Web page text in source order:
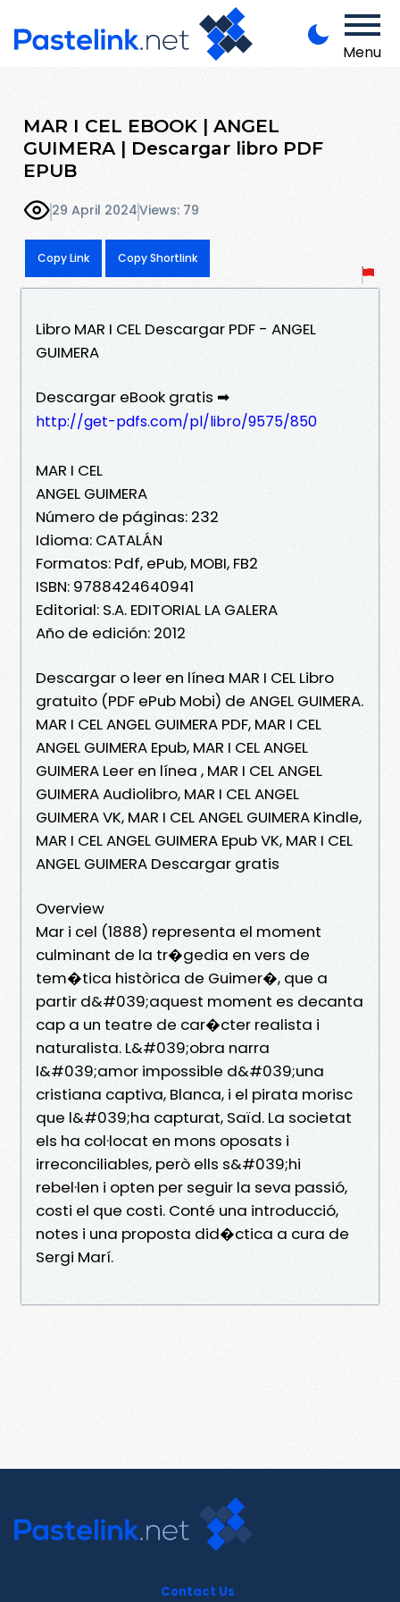
Menu
MAR I CEL EBOOK | ANGEL
GUIMERA | Descargar libro PDF
EPUB
29 April 2024Views: 79
Copy Link Copy Shortlink
Libro MAR I CEL Descargar PDF - ANGEL
GUIMERA
Descargar eBook gratis ➡
http://get-pdfs.com/pl/libro/9575/850
MAR I CEL
ANGEL GUIMERA
Número de páginas: 232
Idioma: CATALÁN
Formatos: Pdf, ePub, MOBI, FB2
ISBN: 9788424640941
Editorial: S.A. EDITORIAL LA GALERA
Año de edición: 2012
Descargar o leer en línea MAR I CEL Libro
gratuito (PDF ePub Mobi) de ANGEL GUIMERA.
MAR I CEL ANGEL GUIMERA PDF, MAR I CEL
ANGEL GUIMERA Epub, MAR I CEL ANGEL
GUIMERA Leer en línea , MAR I CEL ANGEL
GUIMERA Audiolibro, MAR I CEL ANGEL
GUIMERA VK, MAR I CEL ANGEL GUIMERA Kindle,
MAR I CEL ANGEL GUIMERA Epub VK, MAR I CEL
ANGEL GUIMERA Descargar gratis
Overview
Mar i cel (1888) representa el moment
culminant de la tr�gedia en vers de
tem�tica històrica de Guimer�, que a
partir d&#039;aquest moment es decanta
cap a un teatre de car�cter realista i
naturalista. L&#039;obra narra
l&#039;amor impossible d&#039;una
cristiana captiva, Blanca, i el pirata morisc
que l&#039;ha capturat, Saïd. La societat
els ha col·locat en mons oposats i
irreconciliables, però ells s&#039;hi
rebel·len i opten per seguir la seva passió,
costi el que costi. Conté una introducció,
notes i una proposta did�ctica a cura de
Sergi Marí.
Contact Us